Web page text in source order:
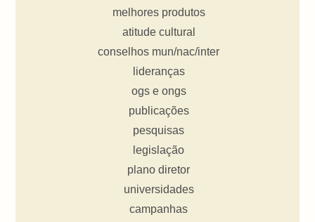
melhores produtos
atitude cultural
conselhos mun/nac/inter
lideranças
ogs e ongs
publicações
pesquisas
legislação
plano diretor
universidades
campanhas